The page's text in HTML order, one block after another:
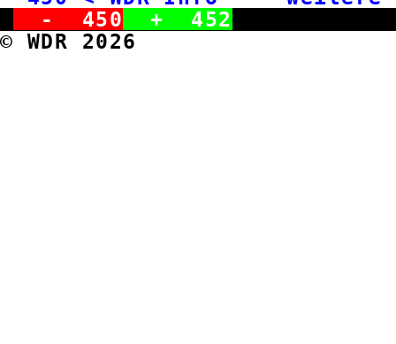
- 450 + 452
© WDR 2026